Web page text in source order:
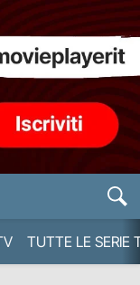
TUTTE LE SERIE